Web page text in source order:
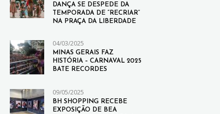
DANÇA SE DESPEDE DA
TEMPORADA DE “RECRIAR”
NA PRAÇA DA LIBERDADE
04/03/2025
MINAS GERAIS FAZ
HISTÓRIA – CARNAVAL 2025
BATE RECORDES
09/05/2025
BH SHOPPING RECEBE
EXPOSIÇÃO DE BEA